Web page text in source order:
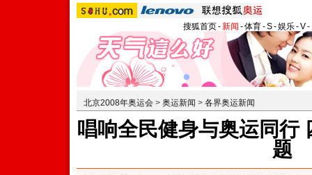
搜狐首页-新闻 -体育-S-娱乐-V-
北京2008年奥运会 > 奥运新闻 > 各界奥运新闻
唱响全民健身与奥运同行
题